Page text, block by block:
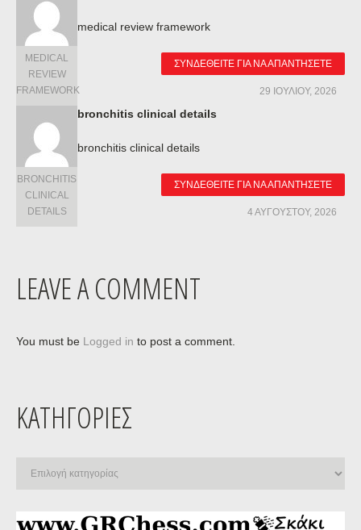
MEDICAL
REVIEW
FRAMEWORK
medical review framework
ΣΥΝΔΕΘΕΊΤΕ ΓΙΑ ΝΑ ΑΠΑΝΤΉΣΕΤΕ
29 ΙΟΥΛΊΟΥ, 2026
BRONCHITIS
CLINICAL
DETAILS
bronchitis clinical details
bronchitis clinical details
ΣΥΝΔΕΘΕΊΤΕ ΓΙΑ ΝΑ ΑΠΑΝΤΉΣΕΤΕ
4 ΑΥΓΟΎΣΤΟΥ, 2026
LEAVE A COMMENT
You must be Logged in to post a comment.
ΚΑΤΗΓΟΡΊΕΣ